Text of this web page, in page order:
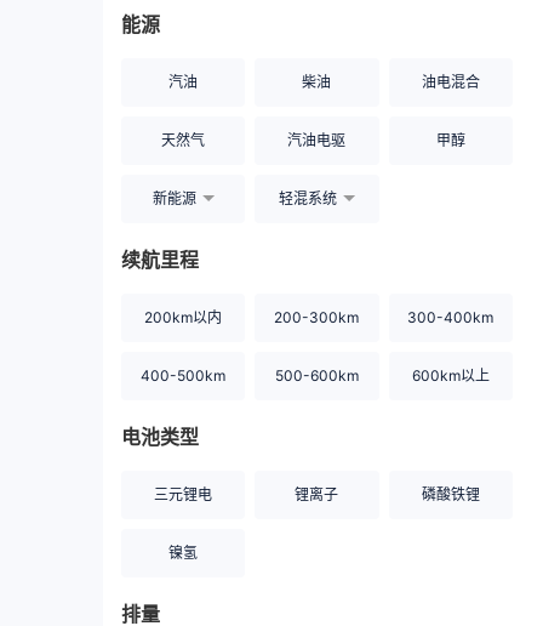
能源
汽油 柴油 油电混合
天然气 汽油电驱 甲醇
新能源 轻混系统
续航里程
200km以内 200-300km 300-400km
400-500km 500-600km 600km以上
电池类型
三元锂电 锂离子 磷酸铁锂
镍氢
排量